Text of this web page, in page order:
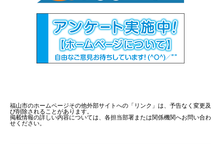
福山市のホームページその他外部サイトへの「リンク」は、予告なく変更及
び削除されることがあります。
掲載情報の詳しい内容については、各担当部署または関係機関へお問い合わ
せください。